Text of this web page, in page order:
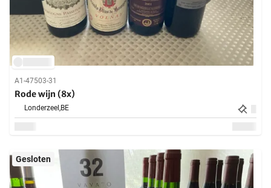
A1-47503-31
Rode wijn (8x)
Londerzeel,BE
Gesloten